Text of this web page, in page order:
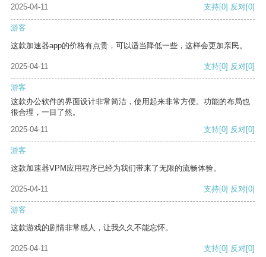
2025-04-11 支持[0] 反对[0]
游客
这款加速器app的价格有点贵，可以适当降低一些，这样会更加亲民。
2025-04-11 支持[0] 反对[0]
游客
这款办公软件的界面设计非常简洁，使用起来非常方便。功能的布局也
很合理，一目了然。
2025-04-11
支持[0] 反对[0]
游客
这款加速器VPM应用程序已经为我们带来了无限的流畅体验。
2025-04-11 支持[0] 反对[0]
游客
这款游戏的剧情非常感人，让我久久不能忘怀。
2025-04-11 支持[0] 反对[0]